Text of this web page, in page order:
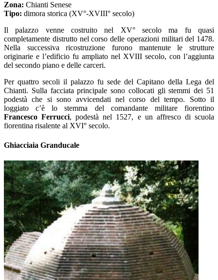
Zona: Chianti Senese
Tipo: dimora storica (XV°-XVIII° secolo)
Il palazzo venne costruito nel XV° secolo ma fu quasi
completamente distrutto nel corso delle operazioni militari del 1478.
Nella successiva ricostruzione furono mantenute le strutture
originarie e l’edificio fu ampliato nel XVIII secolo, con l’aggiunta
del secondo piano e delle carceri.
Per quattro secoli il palazzo fu sede del Capitano della Lega del
Chianti. Sulla facciata principale sono collocati gli stemmi dei 51
podestà che si sono avvicendati nel corso del tempo. Sotto il
loggiato c’è lo stemma del comandante militare fiorentino
Francesco Ferrucci, podestà nel 1527, e un affresco di scuola
fiorentina risalente al XVI° secolo.
Ghiacciaia Granducale